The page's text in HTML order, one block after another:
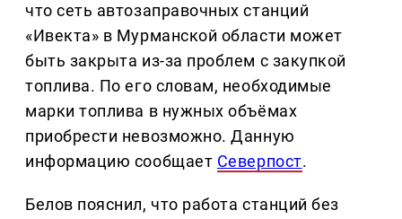
что сеть автозаправочных станций
«Ивекта» в Мурманской области может
быть закрыта из-за проблем с закупкой
топлива. По его словам, необходимые
марки топлива в нужных объёмах
приобрести невозможно. Данную
информацию сообщает Северпост.
Белов пояснил, что работа станций без